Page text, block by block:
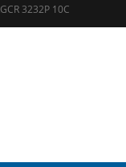
3232P 10C